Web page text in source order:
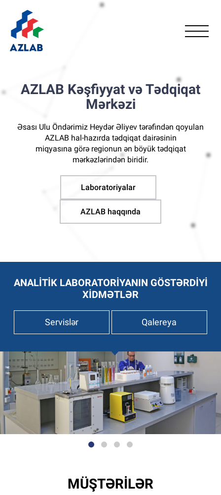
AZLAB Kəşfiyyat və Tədqiqat
Mərkəzi
Əsası Ulu Öndərimiz Heydər Əliyev tərəfindən qoyulan
AZLAB hal-hazırda tədqiqat dairəsinin
miqyasına görə regionun ən böyük tədqiqat
mərkəzlərindən biridir.
Laboratoriyalar
AZLAB haqqında
ANALİTİK LABORATORİYANIN GÖSTƏRDİYİ
XİDMƏTLƏR
Servislər Qalereya
MÜŞTƏRİLƏR